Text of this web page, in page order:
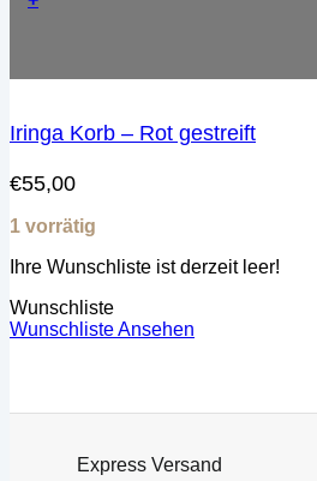
Iringa Korb – Rot gestreift
€55,00
1 vorrätig
Ihre Wunschliste ist derzeit leer!
Wunschliste
Wunschliste Ansehen
Express Versand